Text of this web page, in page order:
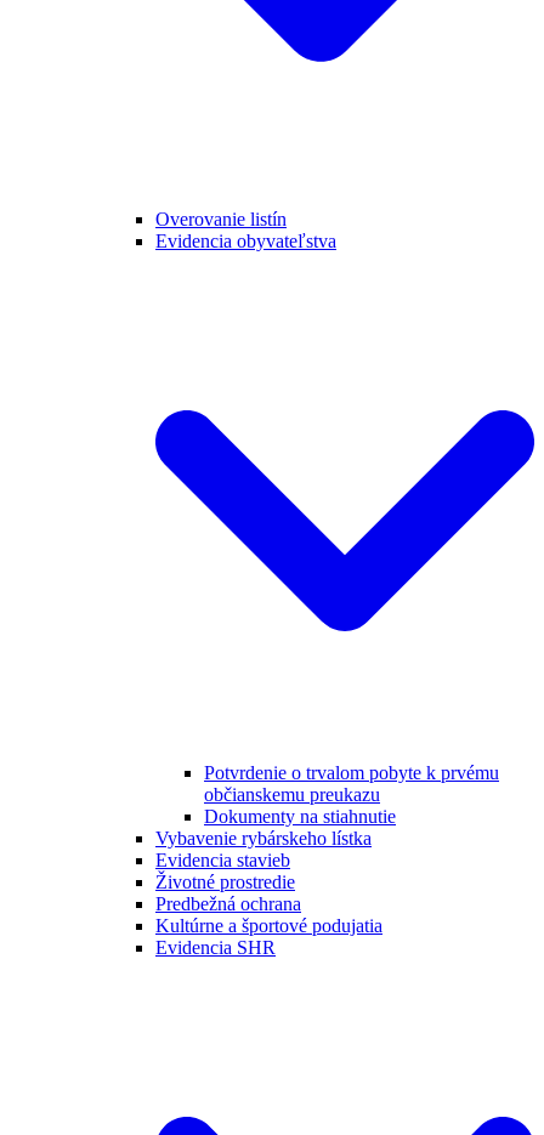
Overovanie listín
Evidencia obyvateľstva
Potvrdenie o trvalom pobyte k prvému
občianskemu preukazu
Dokumenty na stiahnutie
Vybavenie rybárskeho lístka
Evidencia stavieb
Životné prostredie
Predbežná ochrana
Kultúrne a športové podujatia
Evidencia SHR